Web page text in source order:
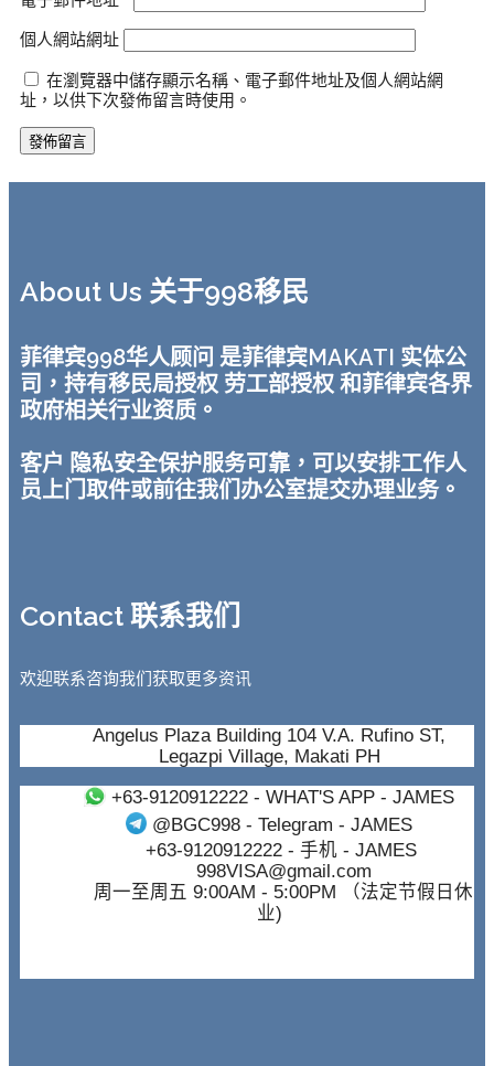
個人網站網址
在瀏覽器中儲存顯示名稱、電子郵件地址及個人網站網
址，以供下次發佈留言時使用。
About Us 关于998移民
菲律宾998华人顾问 是菲律宾MAKATI 实体公
司，持有移民局授权 劳工部授权 和菲律宾各界
政府相关行业资质。
客户 隐私安全保护服务可靠，可以安排工作人
员上门取件或前往我们办公室提交办理业务。
Contact 联系我们
欢迎联系咨询我们获取更多资讯
Angelus Plaza Building 104 V.A. Rufino ST,
Legazpi Village, Makati PH
+63-9120912222- WHAT'S APP - JAMES
@BGC998 - Telegram - JAMES
+63-9120912222- 手机 - JAMES
998VISA@gmail.com
周一至周五 9:00AM - 5:00PM （法定节假日休
业)